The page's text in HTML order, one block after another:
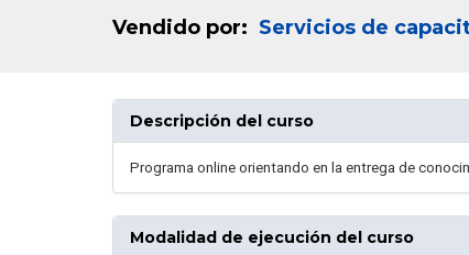
Vendido por: Servicios de
Descripción del curso
Programa online orientando en la entrega de
Modalidad de ejecución del curso